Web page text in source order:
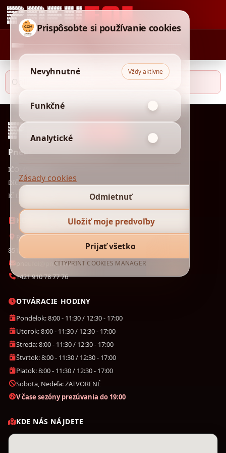
Prispôsobte si používanie cookies
Nevyhnutné Vždy aktívne
Funkčné
Analytické
Zásady cookies
Odmietnuť
Uložiť moje predvoľby
Prijať všetko
CITYPRINT COOKIES MANAGER
Online rezervácie sú momentálne vypnuté.
Pneuservis PNEUFOL s.r.o.
IČO: 45 648 174
DIČ: 2023078365
IČ DPH: SK2023078365
Panónska cesta 34
851 04 Bratislava
pneufol@pneufol.sk
+421 910 78 77 76
OTVÁRACIE HODINY
Pondelok: 8:00 - 11:30 / 12:30 - 17:00
Utorok: 8:00 - 11:30 / 12:30 - 17:00
Streda: 8:00 - 11:30 / 12:30 - 17:00
Štvrtok: 8:00 - 11:30 / 12:30 - 17:00
Piatok: 8:00 - 11:30 / 12:30 - 17:00
Sobota, Nedeľa: ZATVORENÉ
V čase sezóny prezúvania do 19:00
KDE NÁS NÁJDETE